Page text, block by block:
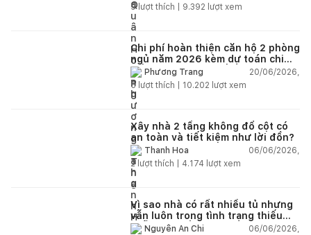
9lượt thích | 9.392 lượt xem
Chi phí hoàn thiện căn hộ 2 phòng
ngủ năm 2026 kèm dự toán chi
tiết và ví dụ thực tế
Phương Trang
20/06/2026,
5 lượt thích | 10.202 lượt xem
Xây nhà 2 tầng không đổ cột có
an toàn và tiết kiệm như lời đồn?
Thanh Hoa
06/06/2026,
2lượt thích | 4.174 lượt xem
Vì sao nhà có rất nhiều tủ nhưng
vẫn luôn trong tình trạng thiếu
chỗ chứa đồ?
Nguyễn An Chi
06/06/2026,